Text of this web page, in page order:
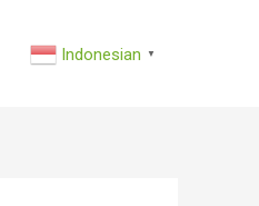
Indonesian ▼